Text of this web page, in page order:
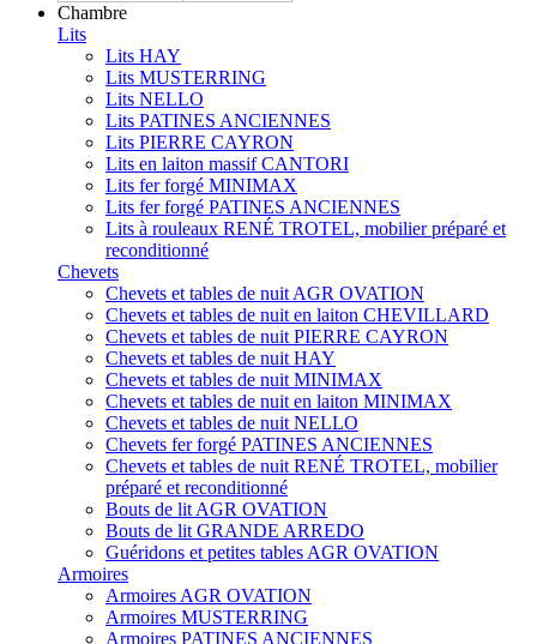
Chambre
Lits
Lits HAY
Lits MUSTERRING
Lits NELLO
Lits PATINES ANCIENNES
Lits PIERRE CAYRON
Lits en laiton massif CANTORI
Lits fer forgé MINIMAX
Lits fer forgé PATINES ANCIENNES
Lits à rouleaux RENÉ TROTEL, mobilier préparé et
reconditionné
Chevets
Chevets et tables de nuit AGR OVATION
Chevets et tables de nuit en laiton CHEVILLARD
Chevets et tables de nuit PIERRE CAYRON
Chevets et tables de nuit HAY
Chevets et tables de nuit MINIMAX
Chevets et tables de nuit en laiton MINIMAX
Chevets et tables de nuit NELLO
Chevets fer forgé PATINES ANCIENNES
Chevets et tables de nuit RENÉ TROTEL, mobilier
préparé et reconditionné
Bouts de lit AGR OVATION
Bouts de lit GRANDE ARREDO
Guéridons et petites tables AGR OVATION
Armoires
Armoires AGR OVATION
Armoires MUSTERRING
Armoires PATINES ANCIENNES